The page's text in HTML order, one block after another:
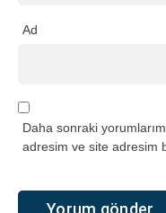
Ad
Daha sonraki
adresim ve site adresim